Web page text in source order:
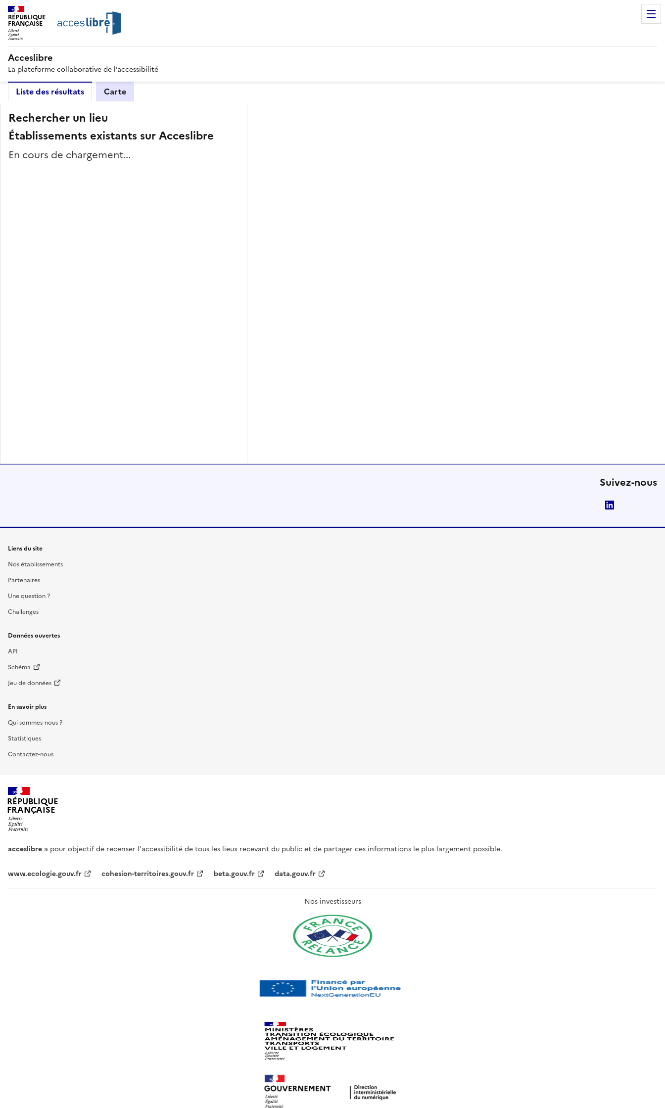
RÉPUBLIQUE
FRANÇAISE
Acceslibre
La plateforme collaborative de l’accessibilité
Liste des résultats Carte
Rechercher un lieu
Établissements existants sur Acceslibre
En cours de chargement...
Suivez-nous
Liens du site
Nos établissements
Partenaires
Une question ?
Challenges
Données ouvertes
API
Schéma
Jeu de données
En savoir plus
Qui sommes-nous ?
Statistiques
Contactez-nous
RÉPUBLIQUE
FRANÇAISE
acceslibre a pour objectif de recenser l'accessibilité de tous les lieux recevant du public et de partager ces informations le plus largement possible.
www.ecologie.gouv.fr cohesion-territoires.gouv.fr beta.gouv.fr data.gouv.fr
Nos investisseurs